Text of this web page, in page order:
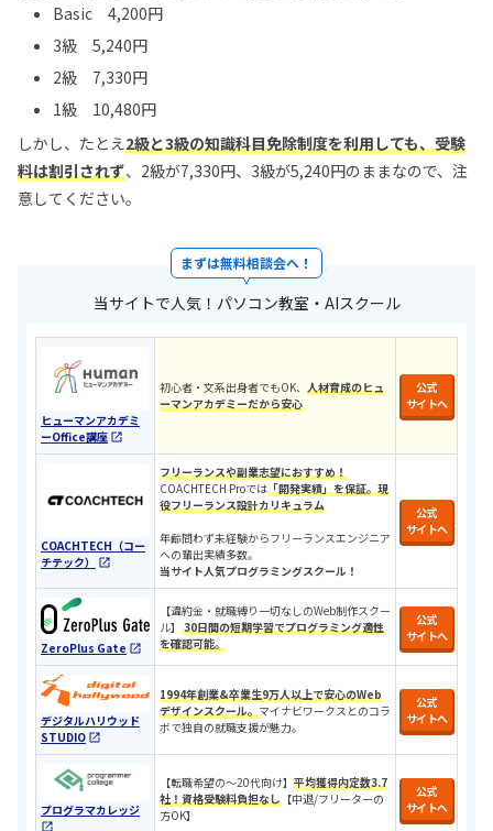
Basic 4,200円
3級 5,240円
2級 7,330円
1級 10,480円
しかし、たとえ2級と3級の知識科目免除制度を利用しても、受験
料は割引されず、2級が7,330円、3級が5,240円のままなので、注
意してください。
まずは無料相談会へ！
当サイトで人気！パソコン教室・AIスクール
ヒューマンアカデミ
ーOffice講座
初心者・文系出身者でもOK、 人材育成のヒュ
ーマンアカデミーだから安心
公式
サイトへ
COACHTECH（コー
チテック）
フリーランスや副業志望におすすめ！
COACHTECH Proでは 「開発実績」を保証。現
役フリーランス設計カリキュラム
年齢問わず未経験からフリーランスエンジニア
への輩出実績多数。
当サイト人気プログラミングスクール！
公式
サイトへ
ZeroPlus Gate
【違約金・就職縛り一切なしのWeb制作スクー
ル】 30日間の短期学習でプログラミング適性
を確認可能。
公式
サイトへ
デジタルハリウッド
STUDIO
1994年創業&卒業生9万人以上で安心のWeb
デザインスクール。 マイナビワークスとのコラ
ボで独自の就職支援が魅力。
公式
サイトへ
プログラマカレッジ
​​【転職希望の〜20代向け】 平均獲得内定数3.7
社！資格受験料負担なし 【中退/フリーターの
方OK】
公式
サイトへ